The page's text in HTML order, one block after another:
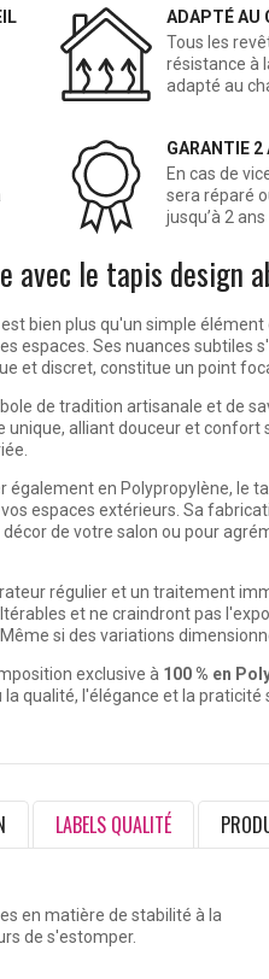
ADAPTÉ AU
Tous les
résistance à
adapté au
GARANTIE 2
En cas de
sera réparé
jusqu’à 2
avec le tapis
bien plus qu'un simple
espaces. Ses nuances
et discret, constitue un point
de tradition artisanale et de
alliant douceur et
également en Polypropylène, le
espaces extérieurs. Sa
de votre salon ou pour
régulier et un traitement
et ne craindront pas
si des variations
exclusive à 100 % en
qualité, l'élégance et la
LABELS QUALITÉ
en matière de stabilité à la
de s'estomper.